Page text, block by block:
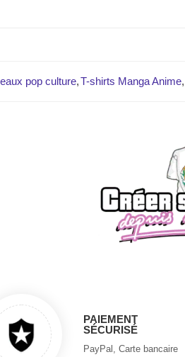
pop culture,T-shirts Manga Anime,
PAIEMENT
SÉCURISÉ
PayPal, Carte bancaire